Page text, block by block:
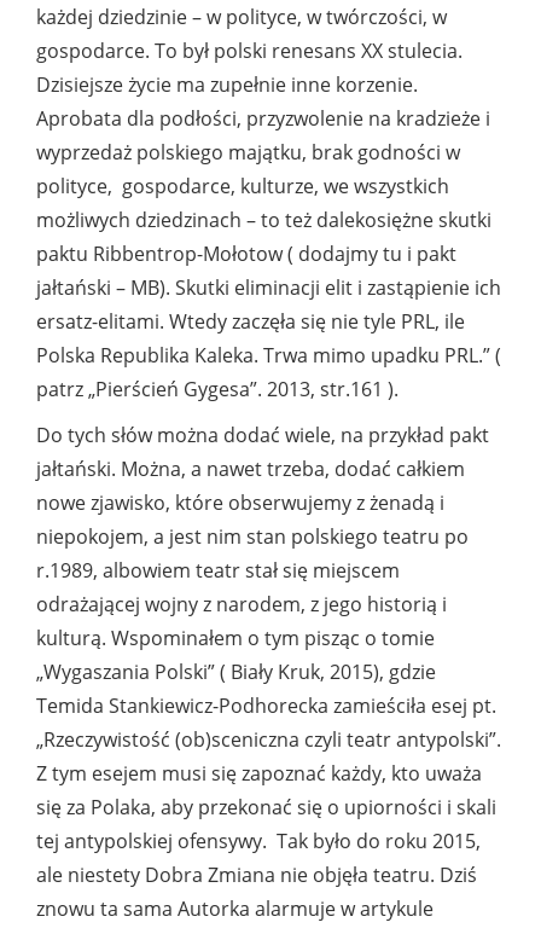
każdej dziedzinie – w polityce, w twórczości, w
gospodarce. To był polski renesans XX stulecia.
Dzisiejsze życie ma zupełnie inne korzenie.
Aprobata dla podłości, przyzwolenie na kradzieże i
wyprzedaż polskiego majątku, brak godności w
polityce, gospodarce, kulturze, we wszystkich
możliwych dziedzinach – to też dalekosiężne skutki
paktu Ribbentrop-Mołotow ( dodajmy tu i pakt
jałtański – MB). Skutki eliminacji elit i zastąpienie ich
ersatz-elitami. Wtedy zaczęła się nie tyle PRL, ile
Polska Republika Kaleka. Trwa mimo upadku PRL.” (
patrz „Pierścień Gygesa”. 2013, str.161 ).
Do tych słów można dodać wiele, na przykład pakt
jałtański. Można, a nawet trzeba, dodać całkiem
nowe zjawisko, które obserwujemy z żenadą i
niepokojem, a jest nim stan polskiego teatru po
r.1989, albowiem teatr stał się miejscem
odrażającej wojny z narodem, z jego historią i
kulturą. Wspominałem o tym pisząc o tomie
„Wygaszania Polski” ( Biały Kruk, 2015), gdzie
Temida Stankiewicz-Podhorecka zamieściła esej pt.
„Rzeczywistość (ob)sceniczna czyli teatr antypolski”.
Z tym esejem musi się zapoznać każdy, kto uważa
się za Polaka, aby przekonać się o upiorności i skali
tej antypolskiej ofensywy. Tak było do roku 2015,
ale niestety Dobra Zmiana nie objęła teatru. Dziś
znowu ta sama Autorka alarmuje w artykule